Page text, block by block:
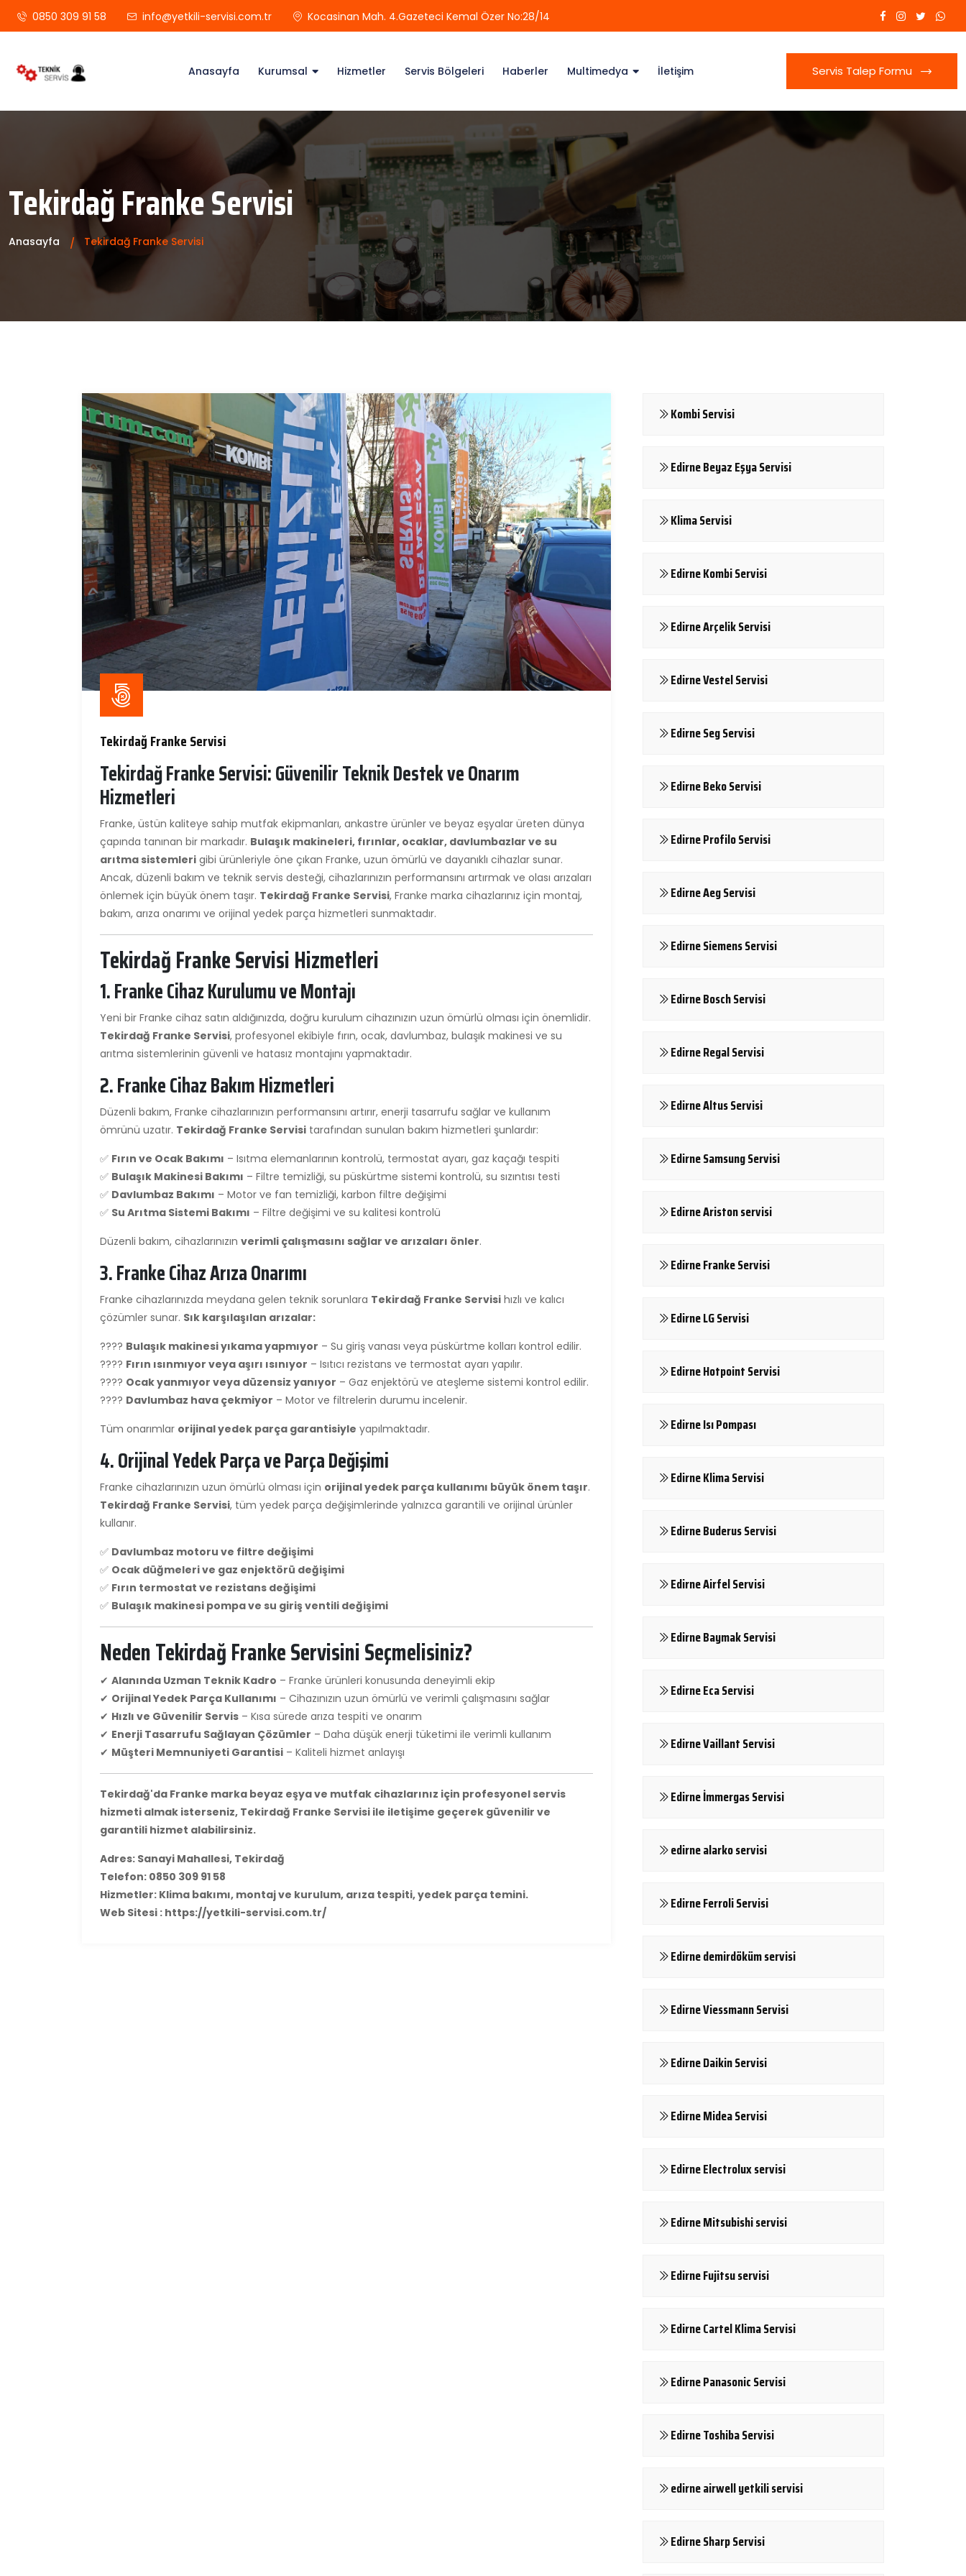
0850 309 91 58 info@yetkili-servisi.com.tr Kocasinan Mah. 4.Gazeteci Kemal Özer No:28/14
Anasayfa Kurumsal Hizmetler Servis Bölgeleri Haberler Multimedya İletişim Servis Talep Formu
Tekirdağ Franke Servisi
Anasayfa Tekirdağ Franke Servisi
Tekirdağ Franke Servisi
Tekirdağ Franke Servisi: Güvenilir Teknik Destek ve Onarım
Hizmetleri
Franke, üstün kaliteye sahip mutfak ekipmanları, ankastre ürünler ve beyaz eşyalar üreten dünya
çapında tanınan bir markadır. Bulaşık makineleri, fırınlar, ocaklar, davlumbazlar ve su
arıtma sistemleri gibi ürünleriyle öne çıkan Franke, uzun ömürlü ve dayanıklı cihazlar sunar.
Ancak, düzenli bakım ve teknik servis desteği, cihazlarınızın performansını artırmak ve olası arızaları
önlemek için büyük önem taşır. Tekirdağ Franke Servisi, Franke marka cihazlarınız için montaj,
bakım, arıza onarımı ve orijinal yedek parça hizmetleri sunmaktadır.
Tekirdağ Franke Servisi Hizmetleri
1. Franke Cihaz Kurulumu ve Montajı
Yeni bir Franke cihaz satın aldığınızda, doğru kurulum cihazınızın uzun ömürlü olması için önemlidir.
Tekirdağ Franke Servisi, profesyonel ekibiyle fırın, ocak, davlumbaz, bulaşık makinesi ve su
arıtma sistemlerinin güvenli ve hatasız montajını yapmaktadır.
2. Franke Cihaz Bakım Hizmetleri
Düzenli bakım, Franke cihazlarınızın performansını artırır, enerji tasarrufu sağlar ve kullanım
ömrünü uzatır. Tekirdağ Franke Servisi tarafından sunulan bakım hizmetleri şunlardır:
✅ Fırın ve Ocak Bakımı – Isıtma elemanlarının kontrolü, termostat ayarı, gaz kaçağı tespiti
✅ Bulaşık Makinesi Bakımı – Filtre temizliği, su püskürtme sistemi kontrolü, su sızıntısı testi
✅ Davlumbaz Bakımı – Motor ve fan temizliği, karbon filtre değişimi
✅ Su Arıtma Sistemi Bakımı – Filtre değişimi ve su kalitesi kontrolü
Düzenli bakım, cihazlarınızın verimli çalışmasını sağlar ve arızaları önler.
3. Franke Cihaz Arıza Onarımı
Franke cihazlarınızda meydana gelen teknik sorunlara Tekirdağ Franke Servisi hızlı ve kalıcı
çözümler sunar. Sık karşılaşılan arızalar:
???? Bulaşık makinesi yıkama yapmıyor – Su giriş vanası veya püskürtme kolları kontrol edilir.
???? Fırın ısınmıyor veya aşırı ısınıyor – Isıtıcı rezistans ve termostat ayarı yapılır.
???? Ocak yanmıyor veya düzensiz yanıyor – Gaz enjektörü ve ateşleme sistemi kontrol edilir.
???? Davlumbaz hava çekmiyor – Motor ve filtrelerin durumu incelenir.
Tüm onarımlar orijinal yedek parça garantisiyle yapılmaktadır.
4. Orijinal Yedek Parça ve Parça Değişimi
Franke cihazlarınızın uzun ömürlü olması için orijinal yedek parça kullanımı büyük önem taşır.
Tekirdağ Franke Servisi, tüm yedek parça değişimlerinde yalnızca garantili ve orijinal ürünler
kullanır.
✅ Davlumbaz motoru ve filtre değişimi
✅ Ocak düğmeleri ve gaz enjektörü değişimi
✅ Fırın termostat ve rezistans değişimi
✅ Bulaşık makinesi pompa ve su giriş ventili değişimi
Neden Tekirdağ Franke Servisini Seçmelisiniz?
✔ Alanında Uzman Teknik Kadro – Franke ürünleri konusunda deneyimli ekip
✔ Orijinal Yedek Parça Kullanımı – Cihazınızın uzun ömürlü ve verimli çalışmasını sağlar
✔ Hızlı ve Güvenilir Servis – Kısa sürede arıza tespiti ve onarım
✔ Enerji Tasarrufu Sağlayan Çözümler – Daha düşük enerji tüketimi ile verimli kullanım
✔ Müşteri Memnuniyeti Garantisi – Kaliteli hizmet anlayışı
Tekirdağ'da Franke marka beyaz eşya ve mutfak cihazlarınız için profesyonel servis
hizmeti almak isterseniz, Tekirdağ Franke Servisi ile iletişime geçerek güvenilir ve
garantili hizmet alabilirsiniz.
Adres: Sanayi Mahallesi, Tekirdağ
Telefon: 0850 309 91 58
Hizmetler: Klima bakımı, montaj ve kurulum, arıza tespiti, yedek parça temini.
Web Sitesi : https://yetkili-servisi.com.tr/
Kombi Servisi
Edirne Beyaz Eşya Servisi
Klima Servisi
Edirne Kombi Servisi
Edirne Arçelik Servisi
Edirne Vestel Servisi
Edirne Seg Servisi
Edirne Beko Servisi
Edirne Profilo Servisi
Edirne Aeg Servisi
Edirne Siemens Servisi
Edirne Bosch Servisi
Edirne Regal Servisi
Edirne Altus Servisi
Edirne Samsung Servisi
Edirne Ariston servisi
Edirne Franke Servisi
Edirne LG Servisi
Edirne Hotpoint Servisi
Edirne Isı Pompası
Edirne Klima Servisi
Edirne Buderus Servisi
Edirne Airfel Servisi
Edirne Baymak Servisi
Edirne Eca Servisi
Edirne Vaillant Servisi
Edirne İmmergas Servisi
edirne alarko servisi
Edirne Ferroli Servisi
Edirne demirdöküm servisi
Edirne Viessmann Servisi
Edirne Daikin Servisi
Edirne Midea Servisi
Edirne Electrolux servisi
Edirne Mitsubishi servisi
Edirne Fujitsu servisi
Edirne Cartel Klima Servisi
Edirne Panasonic Servisi
Edirne Toshiba Servisi
edirne airwell yetkili servisi
Edirne Sharp Servisi